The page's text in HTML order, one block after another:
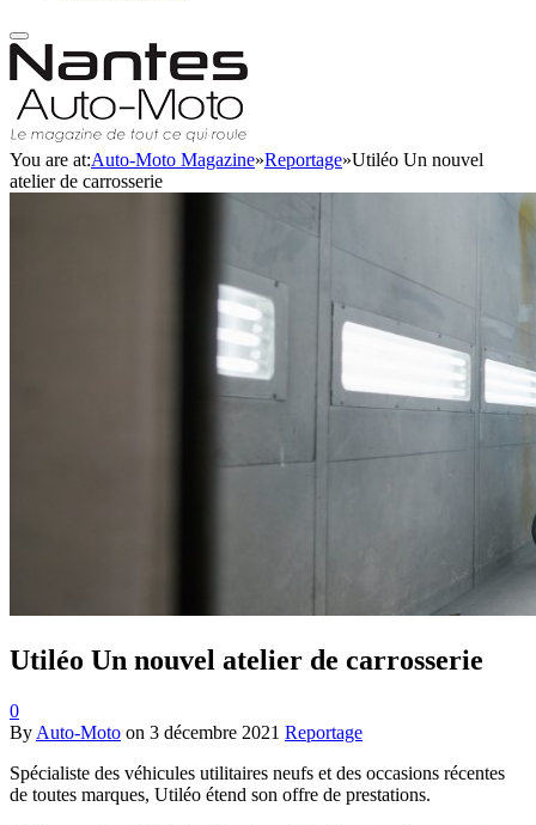
You are at:Auto-Moto Magazine»Reportage»Utiléo Un nouvel
atelier de carrosserie
Utiléo Un nouvel atelier de carrosserie
0
By Auto-Moto on 3 décembre 2021 Reportage
Spécialiste des véhicules utilitaires neufs et des occasions récentes
de toutes marques, Utiléo étend son offre de prestations.